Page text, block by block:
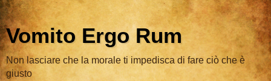
Vomito Ergo Rum
Non lasciare che la morale ti impedisca di fare ciò che è
giusto